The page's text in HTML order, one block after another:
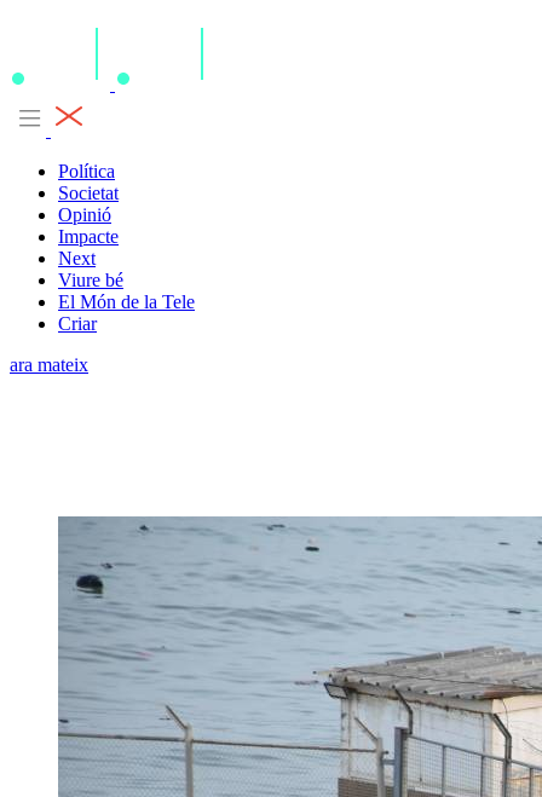
Política
Societat
Opinió
Impacte
Next
Viure bé
El Món de la Tele
Criar
ara mateix